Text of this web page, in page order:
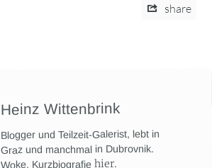
share
Heinz Wittenbrink
Blogger und Teilzeit-Galerist, lebt in
Graz und manchmal in Dubrovnik.
Woke. Kurzbiografiehier.